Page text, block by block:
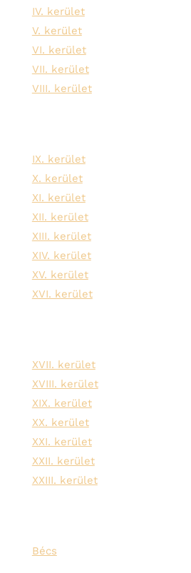
IV. kerület
V. kerület
VI. kerület
VII. kerület
VIII. kerület
IX. kerület
X. kerület
XI. kerület
XII. kerület
XIII. kerület
XIV. kerület
XV. kerület
XVI. kerület
XVII. kerület
XVIII. kerület
XIX. kerület
XX. kerület
XXI. kerület
XXII. kerület
XXIII. kerület
Bécs